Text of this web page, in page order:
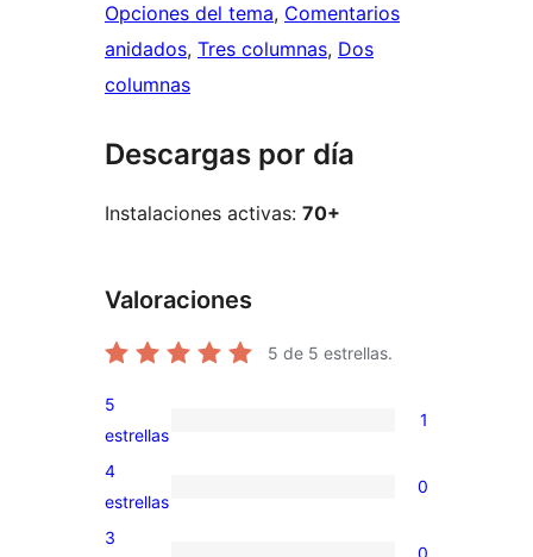
Opciones del tema, Comentarios
anidados, Tres columnas, Dos
columnas
Descargas por día
Instalaciones activas: 70+
Valoraciones
5 de 5 estrellas.
1
valoración
de
5
estrellas
1
0
valoraciones
4
estrellas
0
3
0